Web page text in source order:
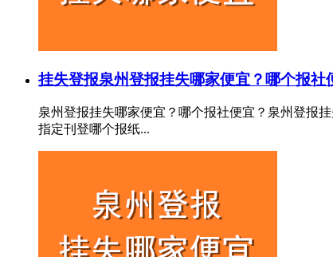
挂失登报泉州登报挂失哪家便宜？哪个报社
泉州登报挂失哪家便宜？哪个报社便宜？泉州登报
指定刊登哪个报纸...